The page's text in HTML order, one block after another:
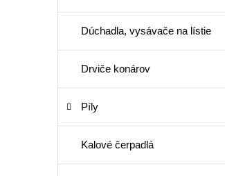
Dúchadla, vysávače na lístie
Drviče konárov
Píly
Kalové čerpadlá